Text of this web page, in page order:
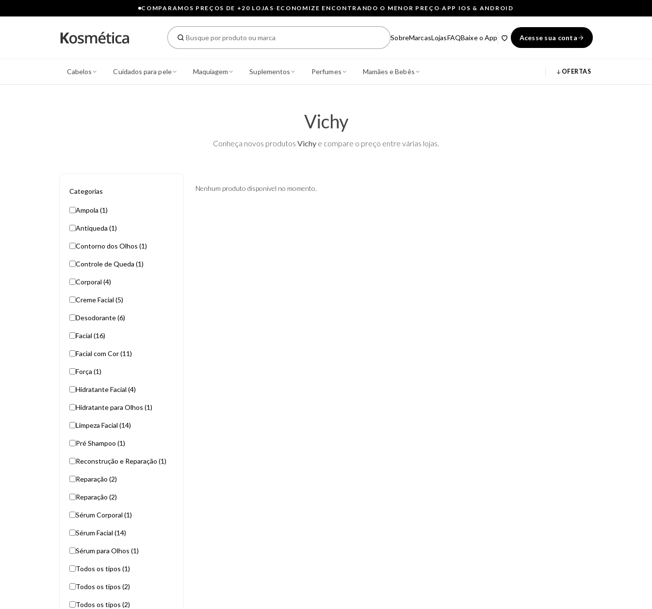
COMPARAMOS PREÇOS DE +20 LOJAS· ECONOMIZE ENCONTRANDO O MENOR PREÇO·APP IOS & ANDROID
SobreMarcasLojasFAQBaixe o App Acesse sua conta
Cabelos Cuidados para pele Maquiagem Suplementos Perfumes Mamães e Bebês OFERTAS
Vichy
Conheça novos produtos Vichy e compare o preço entre várias lojas.
Categorias
Ampola (1)
Antiqueda (1)
Contorno dos Olhos (1)
Controle de Queda (1)
Corporal (4)
Creme Facial (5)
Desodorante (6)
Facial (16)
Facial com Cor (11)
Força (1)
Hidratante Facial (4)
Hidratante para Olhos (1)
Limpeza Facial (14)
Pré Shampoo (1)
Reconstrução e Reparação (1)
Reparação (2)
Reparação (2)
Sérum Corporal (1)
Sérum Facial (14)
Sérum para Olhos (1)
Todos os tipos (1)
Todos os tipos (2)
Todos os tipos (2)
Nenhum produto disponível no momento.